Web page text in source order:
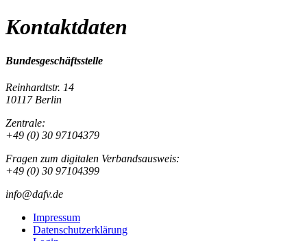
Kontaktdaten
Bundesgeschäftsstelle
Reinhardtstr. 14
10117 Berlin
Zentrale:
+49 (0) 30 97104379
Fragen zum digitalen Verbandsausweis:
+49 (0) 30 97104399
info@dafv.de
Impressum
Datenschutzerklärung